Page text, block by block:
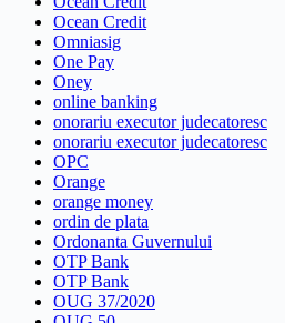
Ocean Credit
Omniasig
One Pay
Oney
online banking
onorariu executor judecatoresc
onorariu executor judecatoresc
OPC
Orange
orange money
ordin de plata
Ordonanta Guvernului
OTP Bank
OTP Bank
OUG 37/2020